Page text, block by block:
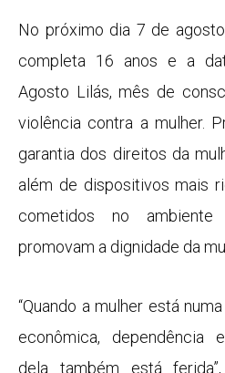
No próximo dia 7 de
completa 16 anos e a
Agosto Lilás, mês de
violência contra a mulher.
garantia dos direitos da
além de dispositivos mais
cometidos no
promovam a dignidade da
“Quando a mulher está
econômica, dependência
dela também está